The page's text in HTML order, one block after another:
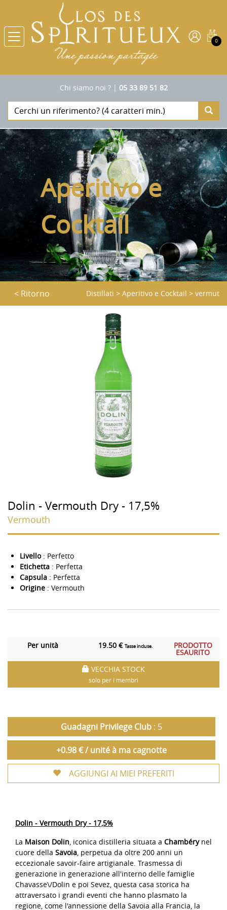
0
Chi siamo noi ?| 05 33 89 51 82
Aperitivo e
Cocktail
< Ritorno Distillati > Aperitivo e Cocktail > vermut
Dolin - Vermouth Dry - 17,5%
Vermouth
Livello: Perfetto
Etichetta : Perfetta
Capsula : Perfetta
Origine : Vermouth
Per unità 19.50 €Tasse incluse. PRODOTTO
ESAURITO
VECCHIA STOCK
solo per i membri
Guadagni Privilege Club : 5
+0.98 € / unité à ma cagnotte
AGGIUNGI AI MIEI PREFERITI
Dolin - Vermouth Dry - 17,5%
La Maison Dolin, iconica distilleria situata a Chambérynel
cuore della Savoia, perpetua da oltre 200 anni un
eccezionale savoir-faire artigianale. Trasmessa di
generazione in generazione all'interno delle famiglie
Chavasse\/Dolin e poi Sevez, questa casa storica ha
attraversato i grandi eventi che hanno plasmato la
regione, come l'annessione della Savoia alla Francia, la